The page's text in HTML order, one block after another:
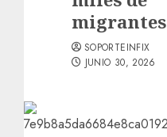
migrantes
SOPORTEINFIX
JUNIO 30, 2026